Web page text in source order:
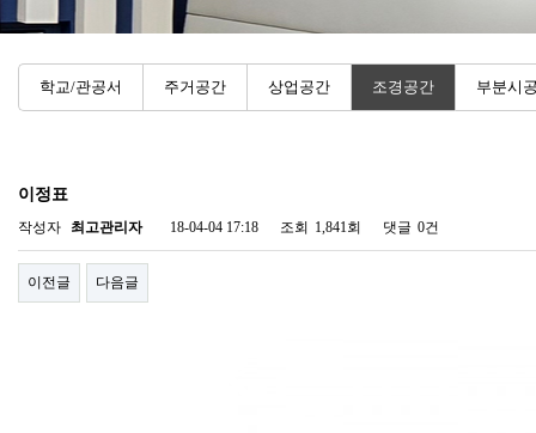
학교/관공서 주거공간 상업공간 조경공간 부분시
이정표
작성자 최고관리자 18-04-04 17:18 조회 1,841회 댓글 0건
이전글 다음글